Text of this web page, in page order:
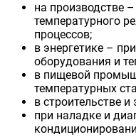
на производстве
температурного
процессов;
в энергетике –
оборудования и
в пищевой
температурных
в строительстве
при наладке и